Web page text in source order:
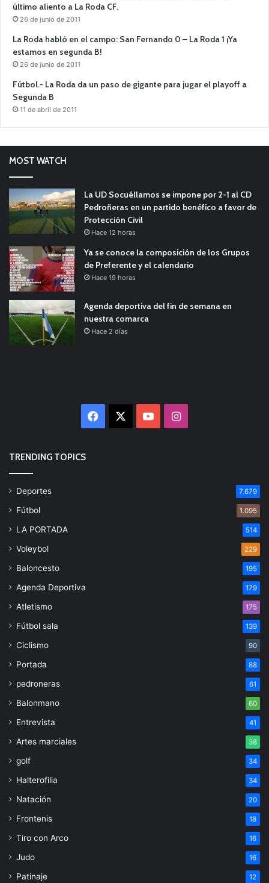
último aliento a La Roda CF.
26 de junio de 2011
La Roda habló en el campo: San Fernando 0 – La Roda 1 ¡Ya
estamos en segunda B!
26 de junio de 2011
Fútbol.- La Roda da un paso de gigante para jugar el playoff a
Segunda B
11 de abril de 2011
MOST WATCH
La UD Socuéllamos se impone por 2-1 al CD
Pedroñeras en un partido benéfico a favor de
Protección Civil
Hace 12 horas
Ya se conoce la composición de los Grupos
de Preferente y el calendario
Hace 19 horas
Agenda deportiva del fin de semana en
nuestra comarca
Hace 2 días
Facebook YouTubeInstagram
TRENDING TOPICS
Deportes 7.679
Fútbol 1.095
LA PORTADA 514
Voleybol 229
Baloncesto 195
Agenda Deportiva 179
Atletismo 175
Fútbol sala 139
Ciclismo 90
Portada 88
pedroneras 61
Balonmano 60
Entrevista 41
Artes marciales 38
golf 34
Halterofilia 34
Natación 20
Frontenis 18
Tiro con Arco 16
Judo 16
Patinaje 12